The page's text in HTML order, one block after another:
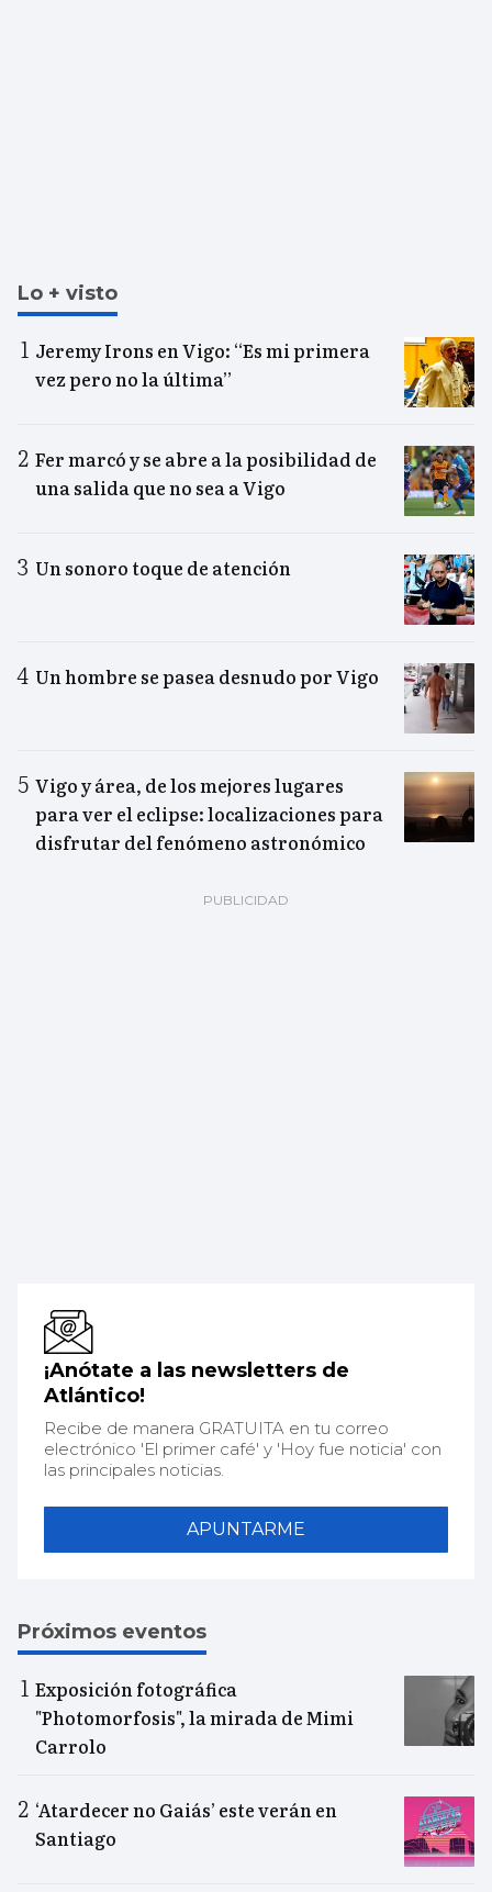
Lo + visto
Jeremy Irons en Vigo: “Es mi primera
vez pero no la última”
Fer marcó y se abre a la posibilidad de
una salida que no sea a Vigo
Un sonoro toque de atención
Un hombre se pasea desnudo por Vigo
Vigo y área, de los mejores lugares
para ver el eclipse: localizaciones para
disfrutar del fenómeno astronómico
¡Anótate a las newsletters de
Atlántico!
Recibe de manera GRATUITA en tu correo
electrónico 'El primer café' y 'Hoy fue noticia' con
las principales noticias.
APUNTARME
Próximos eventos
Exposición fotográfica
"Photomorfosis", la mirada de Mimi
Carrolo
‘Atardecer no Gaiás’ este verán en
Santiago